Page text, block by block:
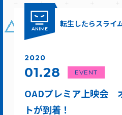
ANIME
転生したらスライ
OADプレミア上映会
トが到着！
EVENT
2020
01.28